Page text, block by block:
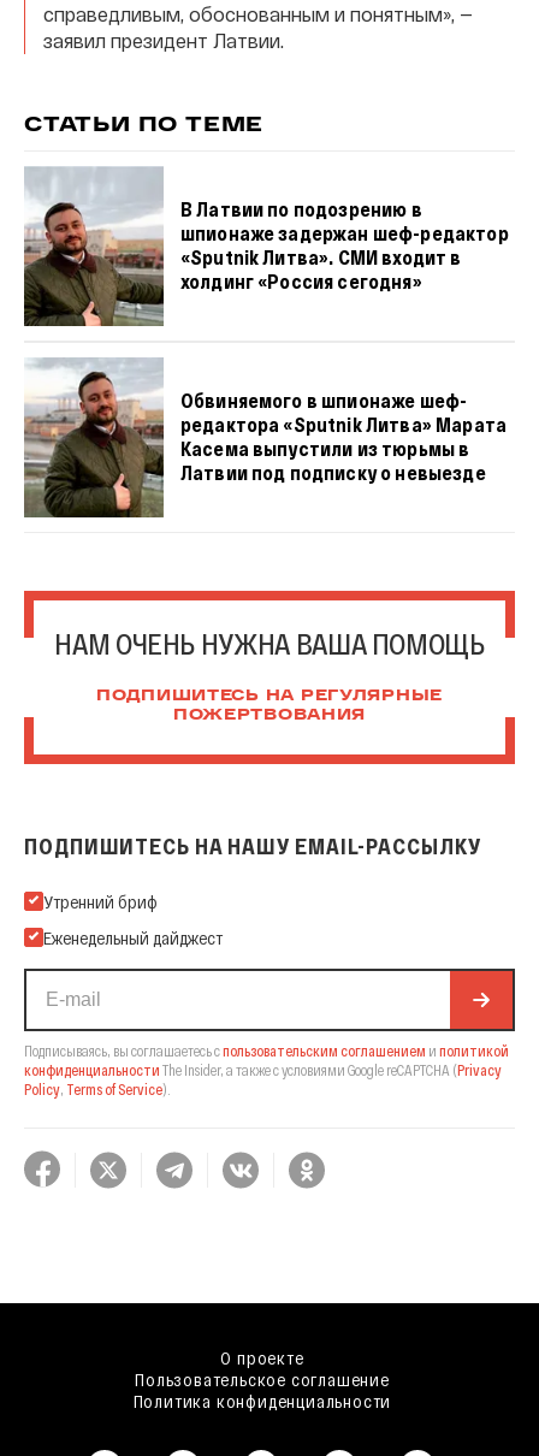
справедливым, обоснованным и понятным», —
заявил президент Латвии.
СТАТЬИ ПО ТЕМЕ
В Латвии по подозрению в
шпионаже задержан шеф-редактор
«Sputnik Литва». СМИ входит в
холдинг «Россия сегодня»
Обвиняемого в шпионаже шеф-
редактора «Sputnik Литва» Марата
Касема выпустили из тюрьмы в
Латвии под подписку о невыезде
НАМ ОЧЕНЬ НУЖНА ВАША ПОМОЩЬ
ПОДПИШИТЕСЬ НА РЕГУЛЯРНЫЕ
ПОЖЕРТВОВАНИЯ
ПОДПИШИТЕСЬ НА НАШУ EMAIL-РАССЫЛКУ
Подпишитесь на нашу Email-рассылку
Утренний бриф
Еженедельный дайджест
Подписываясь, вы соглашаетесь спользовательским соглашением и политикой
конфиденциальности The Insider, а также с условиями Google reCAPTCHA (Privacy
Policy Terms of Service).
О проекте
Пользовательское соглашение
Политика конфиденциальности